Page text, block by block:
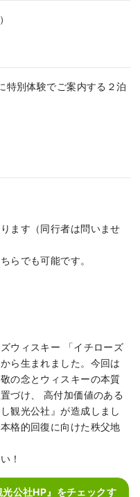
特別体験でご案内する２泊
ます（同行者は問いませ
らでも可能です。
ウィスキー 「イチローズ
ら生まれました。今回は
の念とウィスキーの本質
づけ、 高付加価値のある
観光公社』が造成しまし
格的回復に向けた秩父地
！
公社HP』をチェックす